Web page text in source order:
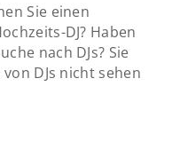
Sie einen
DJ? Haben
nach DJs? Sie
DJs nicht sehen